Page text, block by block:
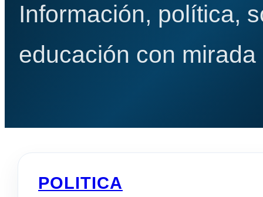
Información, política,
educación con
POLITICA